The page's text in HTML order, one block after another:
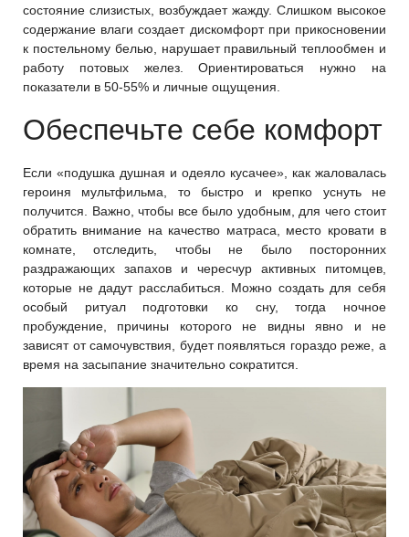
состояние слизистых, возбуждает жажду. Слишком высокое
содержание влаги создает дискомфорт при прикосновении
к постельному белью, нарушает правильный теплообмен и
работу потовых желез. Ориентироваться нужно на
показатели в 50-55% и личные ощущения.
Обеспечьте себе комфорт
Если «подушка душная и одеяло кусачее», как жаловалась
героиня мультфильма, то быстро и крепко уснуть не
получится. Важно, чтобы все было удобным, для чего стоит
обратить внимание на качество матраса, место кровати в
комнате, отследить, чтобы не было посторонних
раздражающих запахов и чересчур активных питомцев,
которые не дадут расслабиться. Можно создать для себя
особый ритуал подготовки ко сну, тогда ночное
пробуждение, причины которого не видны явно и не
зависят от самочувствия, будет появляться гораздо реже, а
время на засыпание значительно сократится.